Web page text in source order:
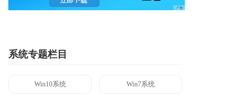
系统专题栏目
Win10系统 Win7系统